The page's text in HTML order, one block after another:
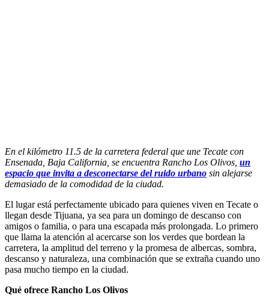
En el kilómetro 11.5 de la carretera federal que une Tecate con
Ensenada, Baja California, se encuentra Rancho Los Olivos, un
espacio que invita a desconectarse del ruido urbano sin alejarse
demasiado de la comodidad de la ciudad.
El lugar está perfectamente ubicado para quienes viven en Tecate o
llegan desde Tijuana, ya sea para un domingo de descanso con
amigos o familia, o para una escapada más prolongada. Lo primero
que llama la atención al acercarse son los verdes que bordean la
carretera, la amplitud del terreno y la promesa de albercas, sombra,
descanso y naturaleza, una combinación que se extraña cuando uno
pasa mucho tiempo en la ciudad.
Qué ofrece Rancho Los Olivos